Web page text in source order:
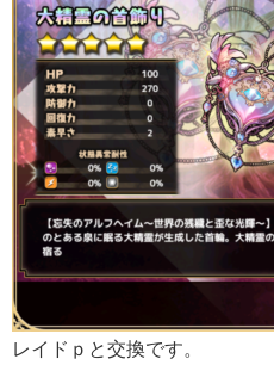
レイドｐと交換です。